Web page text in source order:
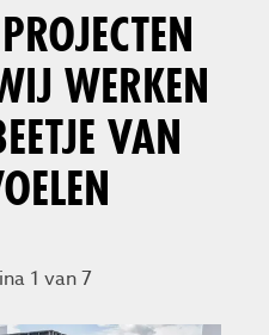
WERKEN
VAN
1 van 7